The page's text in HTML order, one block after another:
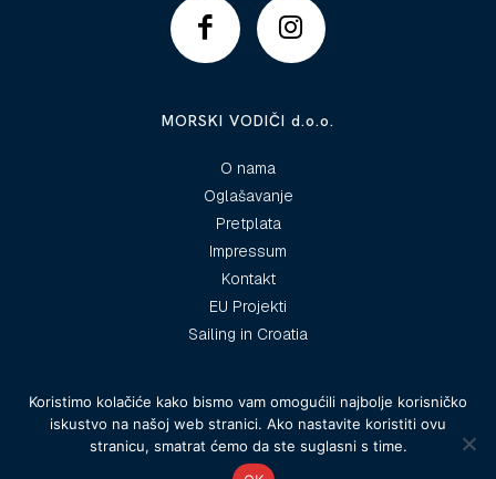
MORSKI VODIČI d.o.o.
O nama
Oglašavanje
Pretplata
Impressum
Kontakt
EU Projekti
Sailing in Croatia
© 2025 Morski vodiči
Koristimo kolačiće kako bismo vam omogućili najbolje korisničko
iskustvo na našoj web stranici. Ako nastavite koristiti ovu
stranicu, smatrat ćemo da ste suglasni s time.